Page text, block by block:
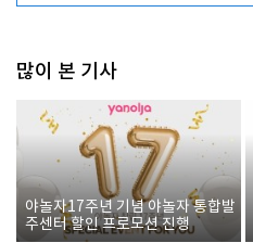
많이 본 기사
야놀자17주년 기념 야놀자 통합발
주센터 할인 프로모션 진행